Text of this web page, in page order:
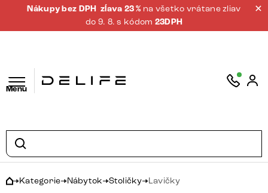
Nákupy bez DPH zĺava 23 % na všetko vrátane zliav
do 9. 8. s kódom 23DPH
Menu
Kategorie Nábytok Stoličky Lavičky